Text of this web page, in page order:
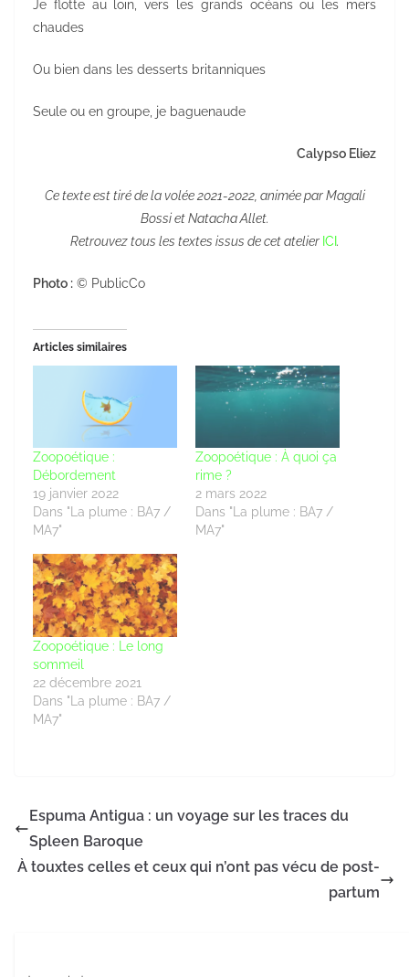
Je flotte au loin, vers les grands océans ou les mers
chaudes
Ou bien dans les desserts britanniques
Seule ou en groupe, je baguenaude
Calypso Eliez
Ce texte est tiré de la volée 2021-2022, animée par Magali
Bossi et Natacha Allet.
Retrouvez tous les textes issus de cet atelier ICI .
Photo : © PublicCo
Articles similaires
Zoopoétique :
Débordement
19 janvier 2022
Dans "La plume : BA7 /
MA7"
Zoopoétique : À quoi ça
rime ?
2 mars 2022
Dans "La plume : BA7 /
MA7"
Zoopoétique : Le long
sommeil
22 décembre 2021
Dans "La plume : BA7 /
MA7"
Espuma Antigua : un voyage sur les traces du
Spleen Baroque
À touxtes celles et ceux qui n’ont pas vécu de post-
partum